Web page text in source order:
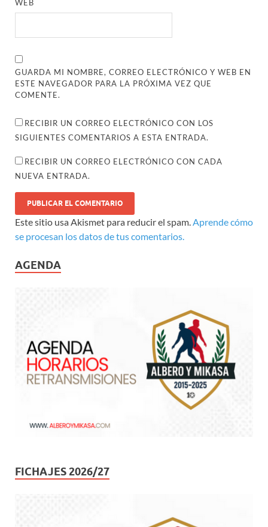
WEB
GUARDA MI NOMBRE, CORREO ELECTRÓNICO Y WEB EN
ESTE NAVEGADOR PARA LA PRÓXIMA VEZ QUE
COMENTE.
RECIBIR UN CORREO ELECTRÓNICO CON LOS
SIGUIENTES COMENTARIOS A ESTA ENTRADA.
RECIBIR UN CORREO ELECTRÓNICO CON CADA
NUEVA ENTRADA.
Este sitio usa Akismet para reducir el spam.Aprende cómo
se procesan los datos de tus comentarios.
AGENDA
FICHAJES 2026/27